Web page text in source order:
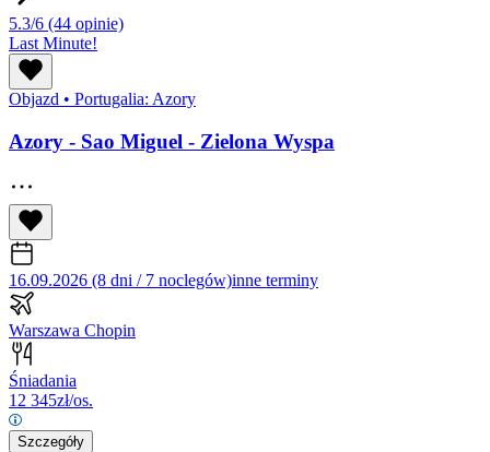
5.3/6 (44 opinie)
Last Minute!
Objazd • Portugalia: Azory
Azory - Sao Miguel - Zielona Wyspa
16.09.2026 (8 dni / 7 noclegów)inne terminy
Warszawa Chopin
Śniadania
12 345zł/os.
Szczegóły